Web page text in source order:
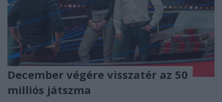
December végére visszatér az 50
milliós játszma